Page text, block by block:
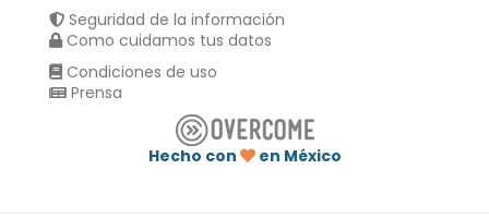
Seguridad de la información
Como cuidamos tus datos
Condiciones de uso
Prensa
Hecho con
en México